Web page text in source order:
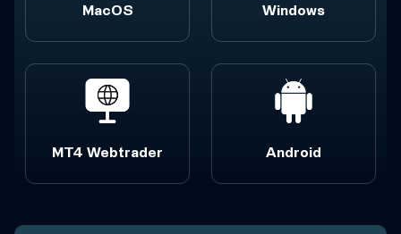
Windows
MacOS
Android
MT4 Webtrader